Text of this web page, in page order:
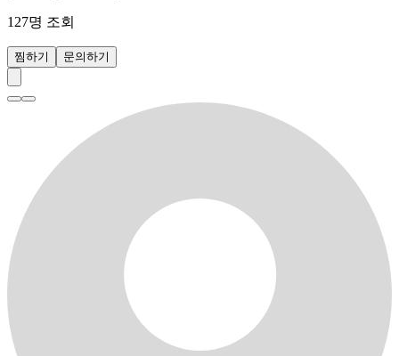
127명 조회
찜하기 문의하기